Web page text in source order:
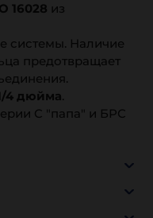
16028 из
системы. Наличие
предотвращает
4 дюйма.
C "папа" и БРС